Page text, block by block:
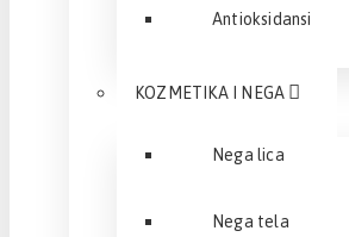
Antioksidansi
KOZMETIKA I NEGA
Nega lica
Nega tela